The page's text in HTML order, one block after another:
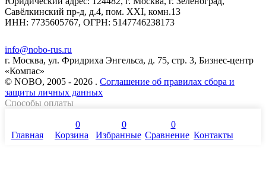
Савёлкинский пр-д, д.4, пом. XXI, комн.13
ИНН: 7735605767, ОГРН: 5147746238173
info@nobo-rus.ru
г. Москва, ул. Фридриха Энгельса, д. 75, стр. 3, Бизнес-центр
«Компас»
© NOBO, 2005 - 2026 . Соглашение об правилах сбора и
защиты личных данных
Способы оплаты
Главная
0
Корзина
0
Избранные
0
Сравнение Контакты